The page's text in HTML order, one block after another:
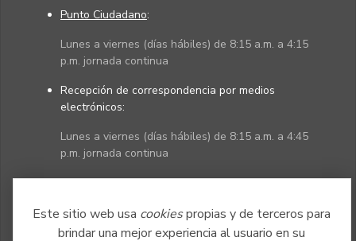
Este sitio web usa cookiespropias y de terceros para
brindar una mejor experiencia al usuario en su
Punto Ciudadano:
Lunes a viernes (días hábiles) de 8:15 a.m. a 4:15
p.m. jornada continua
Recepción de correspondencia por medios
electrónicos:
Lunes a viernes (días hábiles) de 8:15 a.m. a 4:45
p.m. jornada continua